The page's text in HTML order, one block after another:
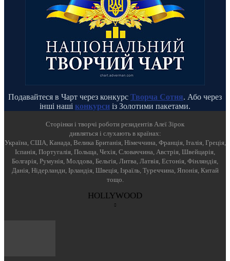
Подавайтеся в Чарт через конкурс Творча Сотня. Або через
інші наші конкурси із Золотими пакетами.
Cторінки і творчі роботи резидентів Алеї Зірок
дивляться і слухають в країнах:
Україна, США, Канада, Велика Британія, Німеччина, Франція, Італія, Греція,
Іспанія, Португалія, Польща, Чехія, Словаччина, Австрія, Швейцарія,
Болгарія, Румунія, Молдова, Бельгія, Литва, Латвія, Естонія, Фінляндія,
Данія, Нідерланди, Ірландія, Швеція, Ізраїль, Туреччина, Японія, Китай
тощо.
HOLLYWOOD